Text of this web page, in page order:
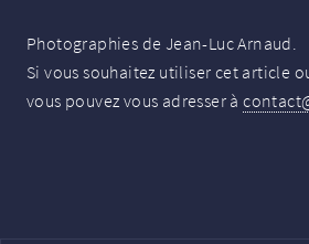
Photographies de Jean-Luc Arnaud.
Si vous souhaitez utiliser cet article
vous pouvez vous adresser à